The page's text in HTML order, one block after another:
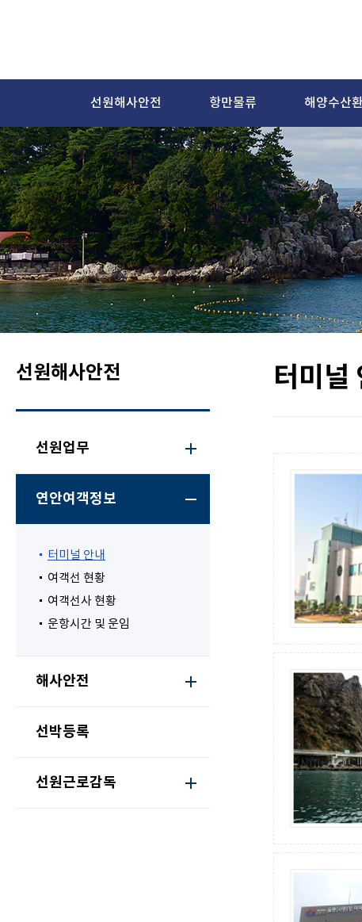
선원해사안전 항만물류 해양수산
선원해사안전
선원업무
연안여객정보
터미널 안내
여객선 현황
여객선사 현황
운항시간 및 운임
해사안전
선박등록
선원근로감독
터미널